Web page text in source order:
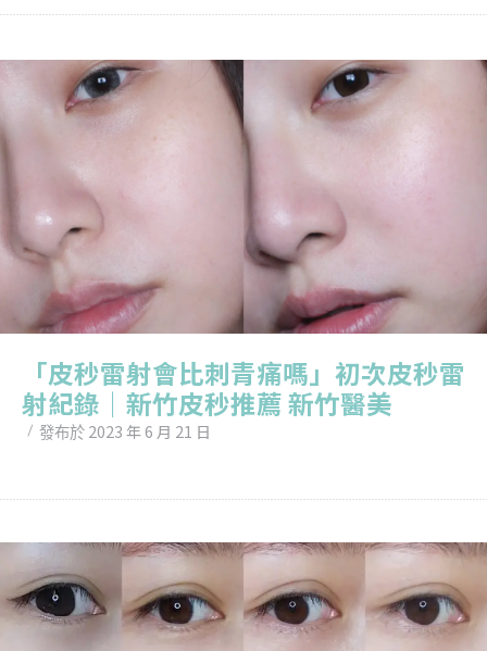
「皮秒雷射會比刺青痛嗎」初次皮秒雷
射紀錄｜新竹皮秒推薦 新竹醫美
發布於 2023 年 6 月 21 日